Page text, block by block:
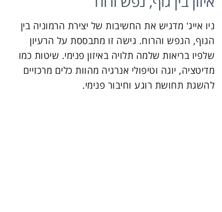
ניו אייג' מדגיש את החשיבות של יצירת הרמוניה בין
הגוף, הנפש והרוח. גישה זו מתבססת על הרעיון
שלפיו בריאות שלמה תלויה באיזון פנימי. שיטות כמו
מדיטציה, יוגה וטיפולי אנרגיה מהוות כלים מרכזיים
להשגת תחושת רוגע וחיבור פנימי.